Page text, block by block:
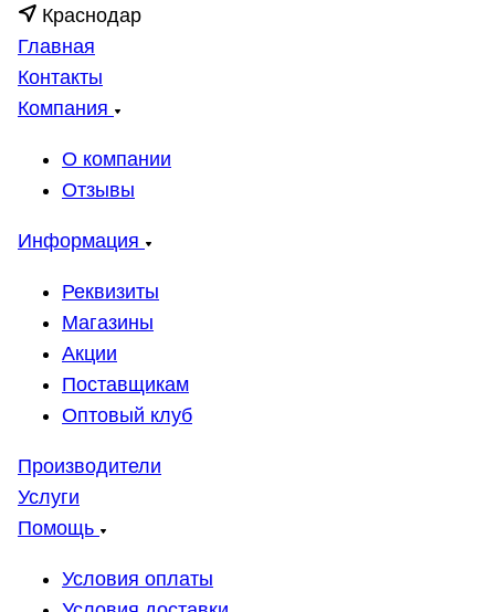
Краснодар
Главная
Контакты
Компания
О компании
Отзывы
Информация
Реквизиты
Магазины
Акции
Поставщикам
Оптовый клуб
Производители
Услуги
Помощь
Условия оплаты